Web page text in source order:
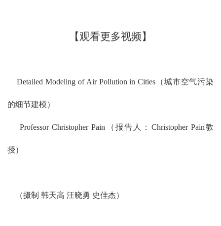
【观看更多视频】
Detailed Modeling of Air Pollution in Cities（城市空气污染
的细节建模）
Professor Christopher Pain（报告人：Christopher Pain教
授）
（摄制 韩天高 汪晓勇 史佳杰）